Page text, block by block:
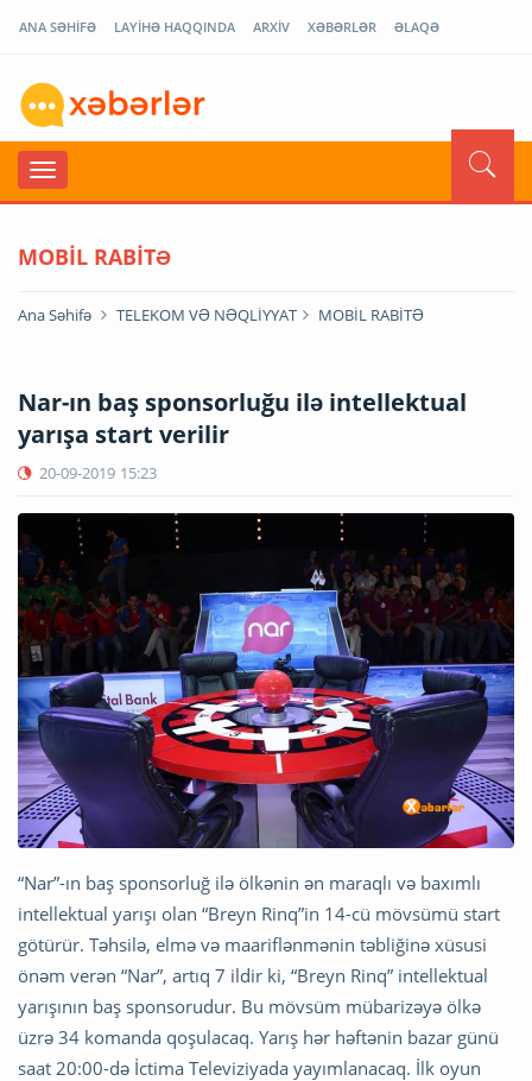
ANA SƏHİFƏ LAYİHƏ HAQQINDA ARXİV XƏBƏRLƏR ƏLAQƏ
MOBİL RABİTƏ
Ana Səhifə TELEKOM VƏ NƏQLİYYAT MOBİL RABİTƏ
Nar-ın baş sponsorluğu ilə intellektual
yarışa start verilir
20-09-2019 15:23
“Nar”-ın baş sponsorluğ ilə ölkənin ən maraqlı və baxımlı
intellektual yarışı olan “Breyn Rinq”in 14-cü mövsümü start
götürür. Təhsilə, elmə və maariflənmənin təbliğinə xüsusi
önəm verən “Nar”, artıq 7 ildir ki, “Breyn Rinq” intellektual
yarışının baş sponsorudur. Bu mövsüm mübarizəyə ölkə
üzrə 34 komanda qoşulacaq. Yarış hər həftənin bazar günü
saat 20:00-də İctima Televiziyada yayımlanacaq. İlk oyun